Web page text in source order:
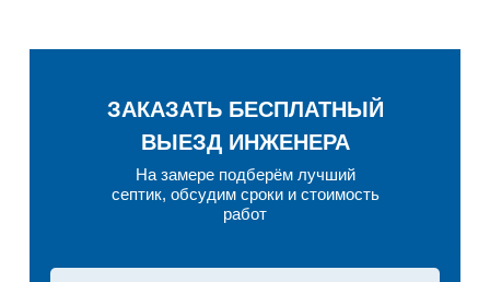
ЗАКАЗАТЬ БЕСПЛАТНЫЙ
ВЫЕЗД ИНЖЕНЕРА
На замере подберём лучший
септик, обсудим сроки и стоимость
работ